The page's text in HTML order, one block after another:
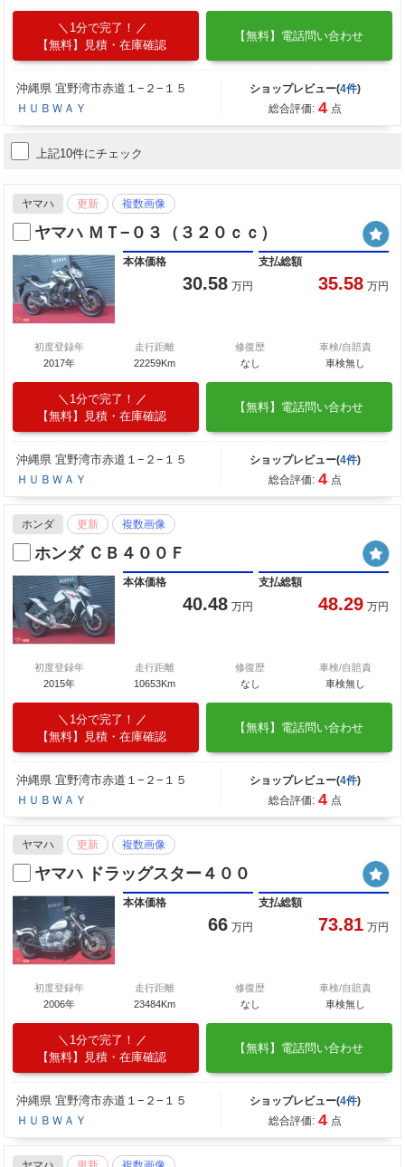
1分で完了！
【無料】見積・在庫確認
【無料】電話問い合わせ
沖縄県 宜野湾市赤道１−２−１５
ＨＵＢＷＡＹ
ショップレビュー(4件)
総合評価: 4 点
上記10件にチェック
ヤマハ 更新 複数画像
ヤマハ ＭＴ−０３（３２０ｃｃ）
本体価格
30.58 万円
支払総額
35.58 万円
初度登録年
2017年
走行距離
22259Km
修復歴
なし
車検/自賠責
車検無し
1分で完了！
【無料】見積・在庫確認
【無料】電話問い合わせ
沖縄県 宜野湾市赤道１−２−１５
ＨＵＢＷＡＹ
ショップレビュー(4件)
総合評価: 4 点
ホンダ 更新 複数画像
ホンダ ＣＢ４００Ｆ
本体価格
40.48 万円
支払総額
48.29 万円
初度登録年
2015年
走行距離
10653Km
修復歴
なし
車検/自賠責
車検無し
1分で完了！
【無料】見積・在庫確認
【無料】電話問い合わせ
沖縄県 宜野湾市赤道１−２−１５
ＨＵＢＷＡＹ
ショップレビュー(4件)
総合評価: 4 点
ヤマハ 更新 複数画像
ヤマハ ドラッグスター４００
本体価格
66 万円
支払総額
73.81 万円
初度登録年
2006年
走行距離
23484Km
修復歴
なし
車検/自賠責
車検無し
1分で完了！
【無料】見積・在庫確認
【無料】電話問い合わせ
沖縄県 宜野湾市赤道１−２−１５
ＨＵＢＷＡＹ
ショップレビュー(4件)
総合評価: 4 点